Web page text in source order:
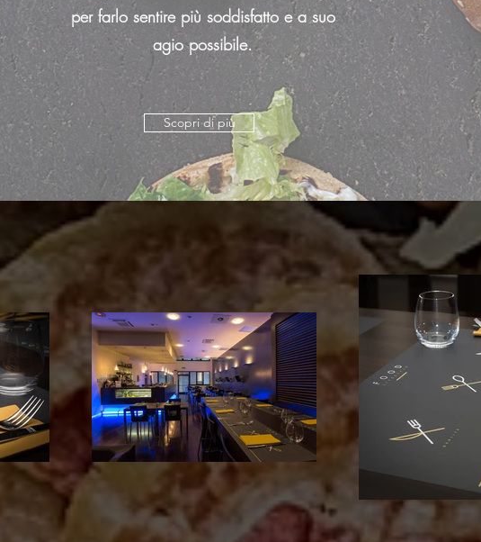
per farlo sentire più soddisfatto e a suo
agio possibile.
Scopri di più